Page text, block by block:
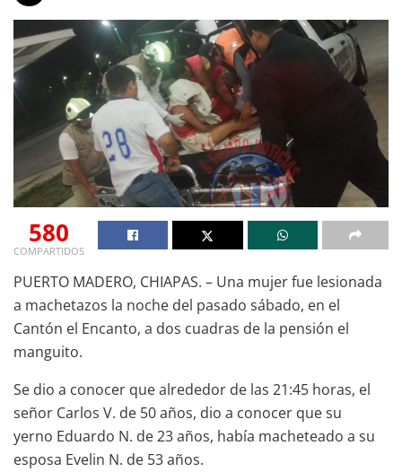
580
COMPARTIDOS
PUERTO MADERO, CHIAPAS. – Una mujer fue lesionada
a machetazos la noche del pasado sábado, en el
Cantón el Encanto, a dos cuadras de la pensión el
manguito.
Se dio a conocer que alrededor de las 21:45 horas, el
señor Carlos V. de 50 años, dio a conocer que su
yerno Eduardo N. de 23 años, había macheteado a su
esposa Evelin N. de 53 años.